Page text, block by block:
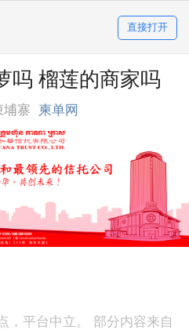
直接打开
吗 榴莲的商家吗
埔寨 柬单网
，平台中立。 部分内容来自